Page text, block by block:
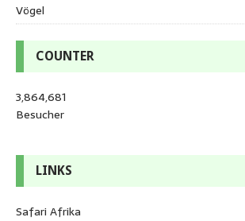
Vögel
COUNTER
3,864,681
Besucher
LINKS
Safari Afrika